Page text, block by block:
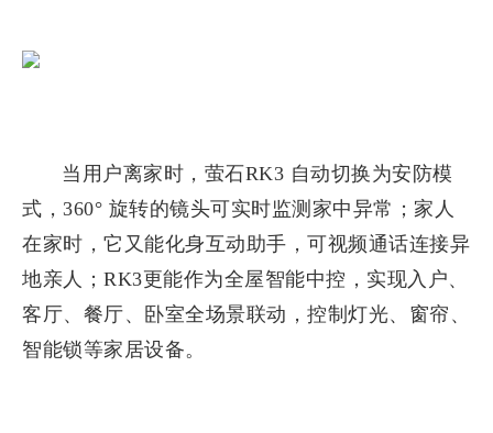
当用户离家时，萤石RK3 自动切换为安防模
式，360° 旋转的镜头可实时监测家中异常；家人
在家时，它又能化身互动助手，可视频通话连接异
地亲人；RK3更能作为全屋智能中控，实现入户、
客厅、餐厅、卧室全场景联动，控制灯光、窗帘、
智能锁等家居设备。